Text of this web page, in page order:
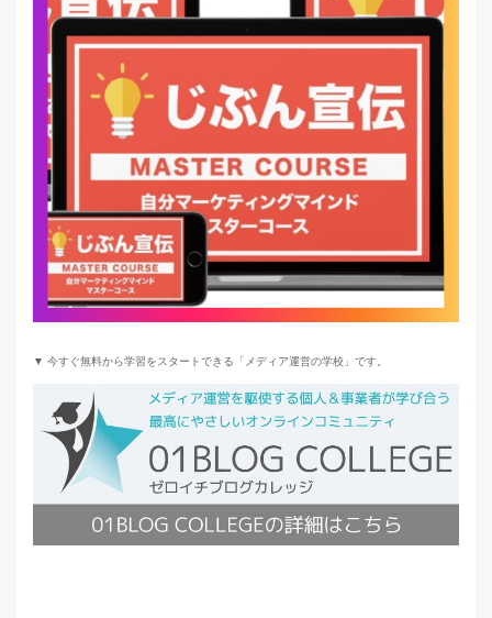
▼ 今すぐ無料から学習をスタートできる「メディア運営の学校」です。